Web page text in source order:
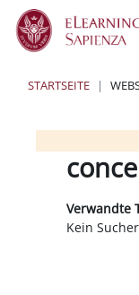
Zum Hauptinhalt
STARTSEITE
Blöcke
Blöcke
Verwandte
Kein